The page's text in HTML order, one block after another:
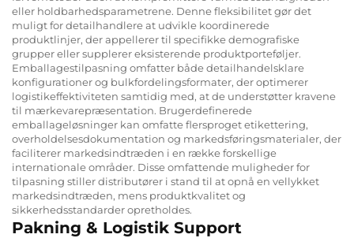
eller holdbarhedsparametrene. Denne fleksibilitet gør det
muligt for detailhandlere at udvikle koordinerede
produktlinjer, der appellerer til specifikke demografiske
grupper eller supplerer eksisterende produktporteføljer.
Emballagestilpasning omfatter både detailhandelsklare
konfigurationer og bulkfordelingsformater, der optimerer
logistikeffektiviteten samtidig med, at de understøtter kravene
til mærkevarepræsentation. Brugerdefinerede
emballageløsninger kan omfatte flersproget etikettering,
overholdelsesdokumentation og markedsføringsmaterialer, der
faciliterer markedsindtræden i en række forskellige
internationale områder. Disse omfattende muligheder for
tilpasning stiller distributører i stand til at opnå en vellykket
markedsindtræden, mens produktkvalitet og
sikkerhedsstandarder opretholdes.
Pakning & Logistik Support